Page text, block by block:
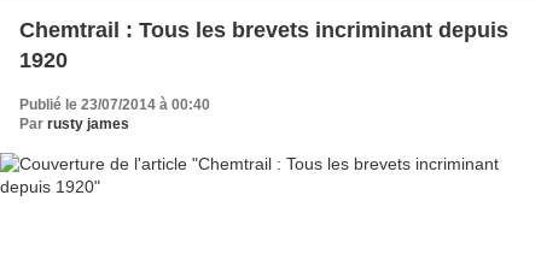
Chemtrail : Tous les brevets incriminant depuis
1920
Publié le 23/07/2014 à 00:40
Par rusty james